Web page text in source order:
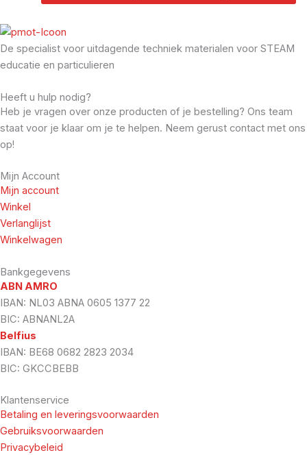
De specialist voor uitdagende techniek materialen voor STEAM
educatie en particulieren
Heeft u hulp nodig?
Heb je vragen over onze producten of je bestelling? Ons team
staat voor je klaar om je te helpen. Neem gerust contact met ons
op!
Mijn Account
Mijn account
Winkel
Verlanglijst
Winkelwagen
Bankgegevens
ABN AMRO
IBAN: NL03 ABNA 0605 1377 22
BIC: ABNANL2A
Belfius
IBAN: BE68 0682 2823 2034
BIC: GKCCBEBB
Klantenservice
Betaling en leveringsvoorwaarden
Gebruiksvoorwaarden
Privacybeleid